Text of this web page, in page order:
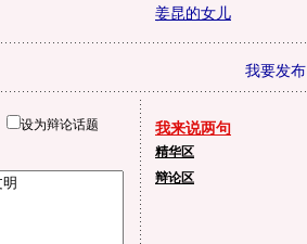
姜昆的女儿
我要发布
设为辩论话题 我来说两句
精华区
辩论区